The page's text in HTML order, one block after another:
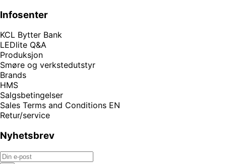
Infosenter
KCL Bytter Bank
LEDlite Q&A
Produksjon
Smøre og verkstedutstyr
Brands
HMS
Salgsbetingelser
Sales Terms and Conditions EN
Retur/service
Nyhetsbrev